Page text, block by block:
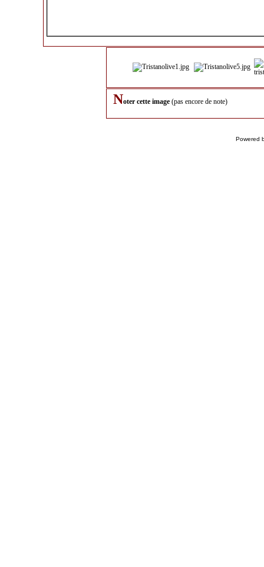
Noter cette image (pas encore de note)
Powered